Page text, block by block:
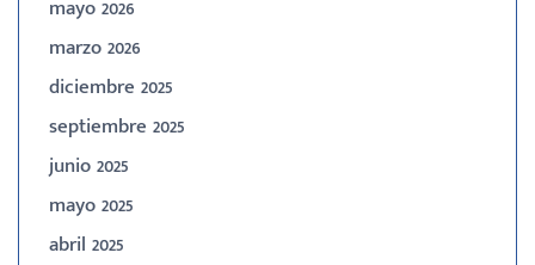
mayo 2026
marzo 2026
diciembre 2025
septiembre 2025
junio 2025
mayo 2025
abril 2025